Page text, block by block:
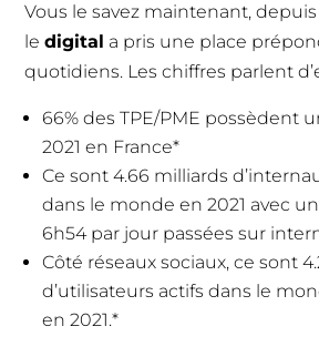
Vous le savez maintenant, depuis
ledigital a pris une place
quotidiens. Les chiffres parlent
66% des TPE/PME possèdent
2021 en France*
Ce sont 4.66 milliards
dans le monde en 2021 avec
6h54 par jour passées sur
Côté réseaux sociaux, ce sont
d’utilisateurs actifs dans le
en 2021.*